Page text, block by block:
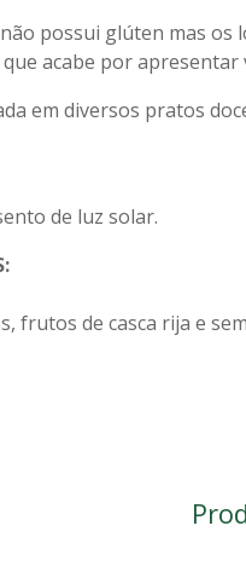
não possui glúten mas os
acabe por apresentar
em diversos pratos
de luz solar.
frutos de casca rija e